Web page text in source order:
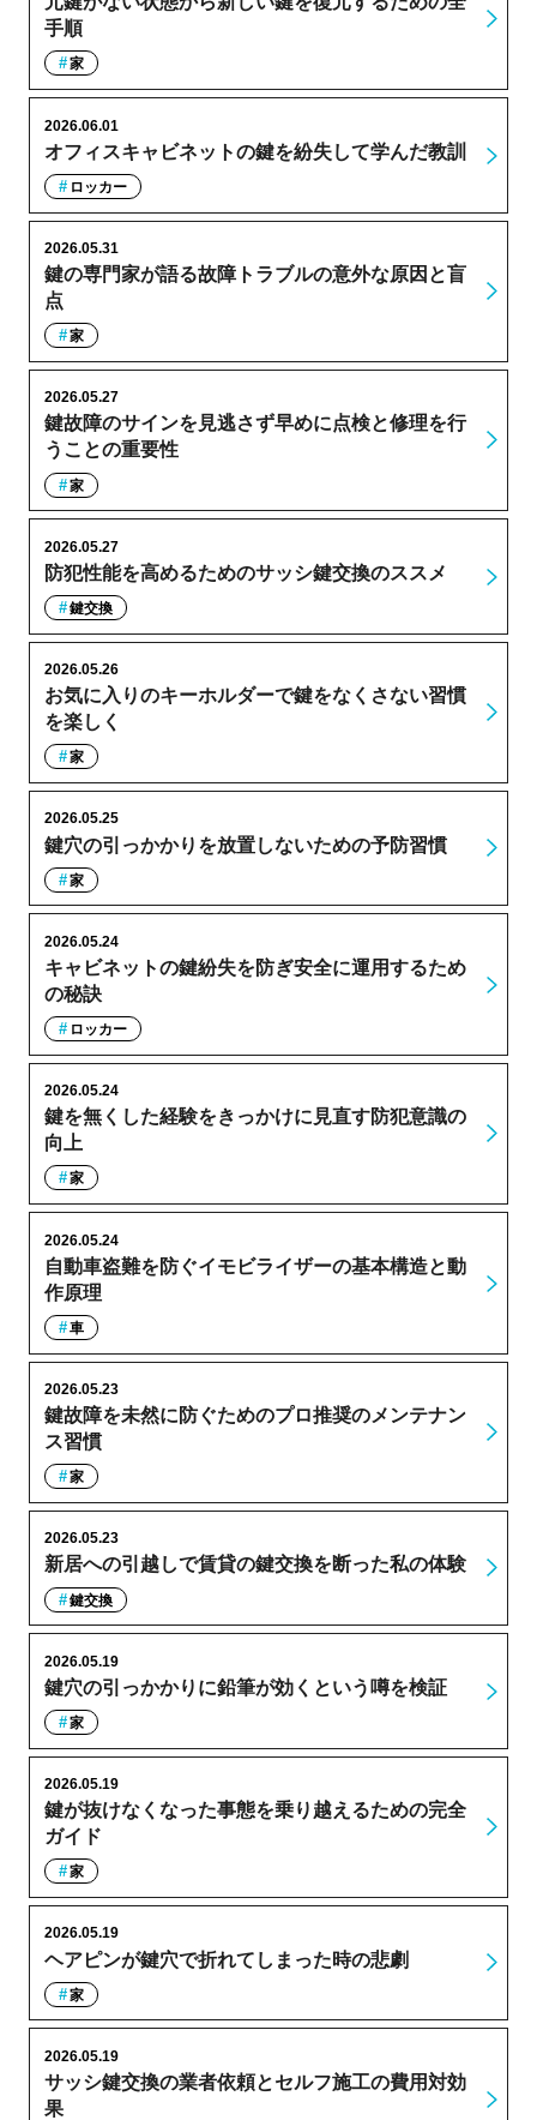
手順
家
オフィスキャビネットの鍵を紛失して学んだ教訓
2026.06.01
ロッカー
鍵の専門家が語る故障トラブルの意外な原因と盲
点
2026.05.31
家
鍵故障のサインを見逃さず早めに点検と修理を行
うことの重要性
2026.05.27
家
防犯性能を高めるためのサッシ鍵交換のススメ
2026.05.27
鍵交換
お気に入りのキーホルダーで鍵をなくさない習慣
を楽しく
2026.05.26
家
鍵穴の引っかかりを放置しないための予防習慣
2026.05.25
家
キャビネットの鍵紛失を防ぎ安全に運用するため
の秘訣
2026.05.24
ロッカー
鍵を無くした経験をきっかけに見直す防犯意識の
向上
2026.05.24
家
自動車盗難を防ぐイモビライザーの基本構造と動
作原理
2026.05.24
車
鍵故障を未然に防ぐためのプロ推奨のメンテナン
ス習慣
2026.05.23
家
新居への引越しで賃貸の鍵交換を断った私の体験
2026.05.23
鍵交換
鍵穴の引っかかりに鉛筆が効くという噂を検証
2026.05.19
家
鍵が抜けなくなった事態を乗り越えるための完全
ガイド
2026.05.19
家
ヘアピンが鍵穴で折れてしまった時の悲劇
2026.05.19
家
サッシ鍵交換の業者依頼とセルフ施工の費用対効
果
2026.05.19